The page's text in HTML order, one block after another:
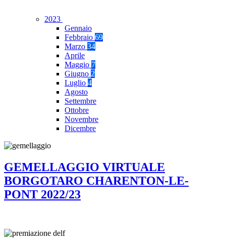
2023
Gennaio
Febbraio 69
Marzo 34
Aprile
Maggio 7
Giugno 2
Luglio 4
Agosto
Settembre
Ottobre
Novembre
Dicembre
GEMELLAGGIO VIRTUALE
BORGOTARO CHARENTON-LE-
PONT 2022/23